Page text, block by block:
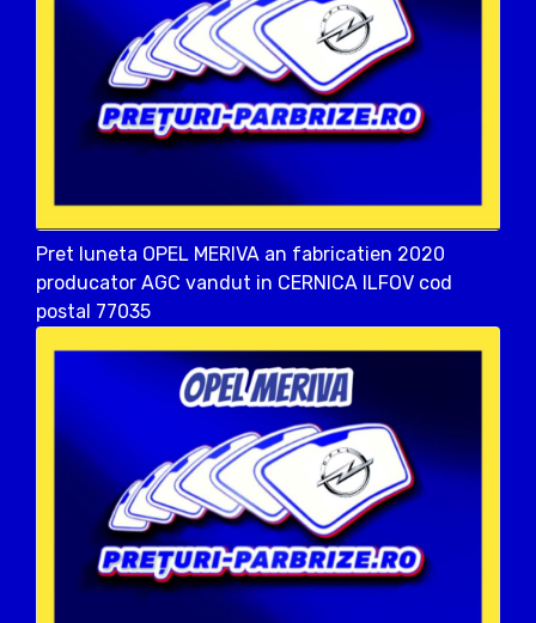
Pret luneta OPEL MERIVA an fabricatien 2020
producator AGC vandut in CERNICA ILFOV cod
postal 77035